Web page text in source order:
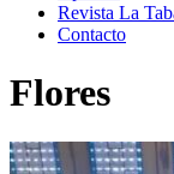
Revista La
Contacto
Flores